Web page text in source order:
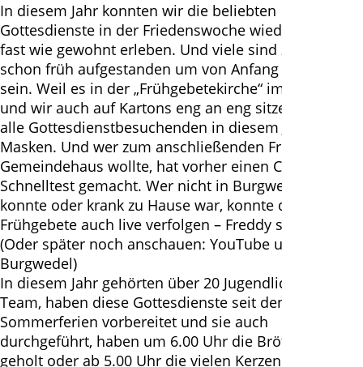
In diesem Jahr konnten wir die beliebten
Gottesdienste in der Friedenswoche wieder live und
fast wie gewohnt erleben. Und viele sind zum Auftakt
schon früh aufgestanden um von Anfang an dabei zu
sein. Weil es in der „Frühgebetekirche“ immer voll ist
und wir auch auf Kartons eng an eng sitzen, trugen
alle Gottesdienstbesuchenden in diesem Jahr
Masken. Und wer zum anschließenden Frühstück ins
Gemeindehaus wollte, hat vorher einen Corona
Schnelltest gemacht. Wer nicht in Burgwedel sein
konnte oder krank zu Hause war, konnte die
Frühgebete auch live verfolgen – Freddy sei Dank!
(Oder später noch anschauen: YouTube unter Evju
Burgwedel)
In diesem Jahr gehörten über 20 Jugendliche zum
Team, haben diese Gottesdienste seit den
Sommerferien vorbereitet und sie auch
durchgeführt, haben um 6.00 Uhr die Brötchen
geholt oder ab 5.00 Uhr die vielen Kerzen